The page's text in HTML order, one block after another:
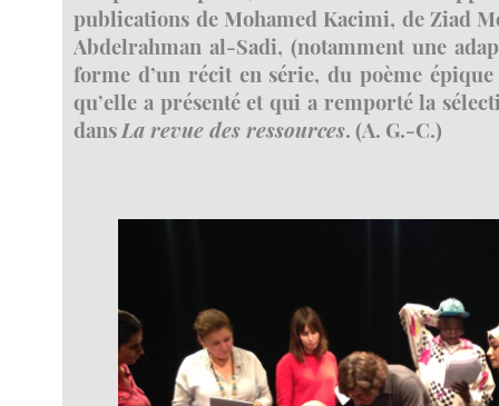
publications de Mohamed Kacimi, de Ziad
Abdelrahman al-Sadi, (notamment une
forme d’un récit en série, du poème
qu’elle a présenté et qui a remporté la
dans La revue des ressources. (A. G.-C.)